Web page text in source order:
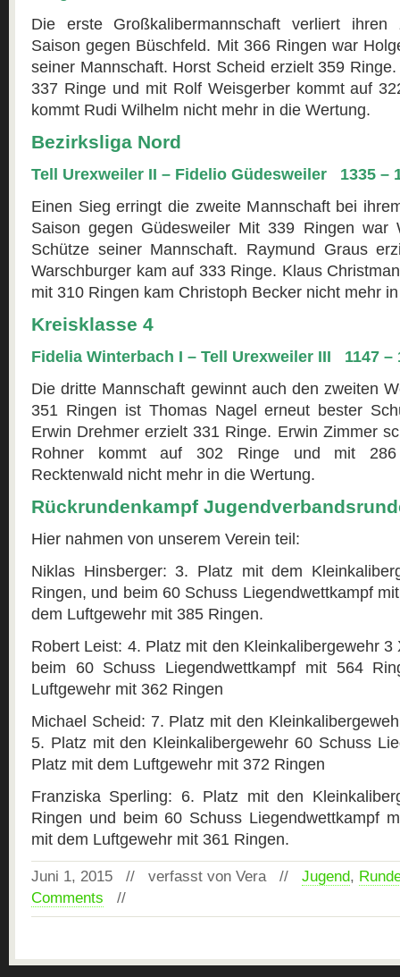
Die erste Großkalibermannschaft verliert ihren
Saison gegen Büschfeld. Mit 366 Ringen war
seiner Mannschaft. Horst Scheid erzielt 359
337 Ringe und mit Rolf Weisgerber kommt auf
kommt Rudi Wilhelm nicht mehr in die Wertung.
Bezirksliga Nord
Tell Urexweiler II – Fidelio Güdesweiler 1335 –
Einen Sieg erringt die zweite Mannschaft bei
Saison gegen Güdesweiler Mit 339 Ringen war
Schütze seiner Mannschaft. Raymund Graus
Warschburger kam auf 333 Ringe. Klaus
mit 310 Ringen kam Christoph Becker nicht mehr
Kreisklasse 4
Fidelia Winterbach I – Tell Urexweiler III 1147 –
Die dritte Mannschaft gewinnt auch den zweiten
351 Ringen ist Thomas Nagel erneut bester
Erwin Drehmer erzielt 331 Ringe. Erwin Zimmer
Rohner kommt auf 302 Ringe und mit
Recktenwald nicht mehr in die Wertung.
Rückrundenkampf
Hier nahmen von unserem Verein teil:
Niklas Hinsberger: 3. Platz mit dem
Ringen, und beim 60 Schuss Liegendwettkampf
dem Luftgewehr mit 385 Ringen.
Robert Leist: 4. Platz mit den Kleinkalibergewehr
beim 60 Schuss Liegendwettkampf mit 564
Luftgewehr mit 362 Ringen
Michael Scheid: 7. Platz mit den
5. Platz mit den Kleinkalibergewehr 60 Schuss
Platz mit dem Luftgewehr mit 372 Ringen
Franziska Sperling: 6. Platz mit den
Ringen und beim 60 Schuss Liegendwettkampf
mit dem Luftgewehr mit 361 Ringen.
Juni 1, 2015 // verfasst von Vera // Jugend,
Comments //